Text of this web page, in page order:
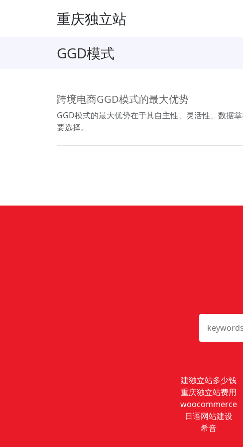
重庆独立站
GGD模式
跨境电商GGD模式的最大优势
GGD模式的最大优势在于其自主性、灵活性、数据
要选择。
建独立站多少钱
重庆独立站费用
woocommerce
日语网站建设
希音